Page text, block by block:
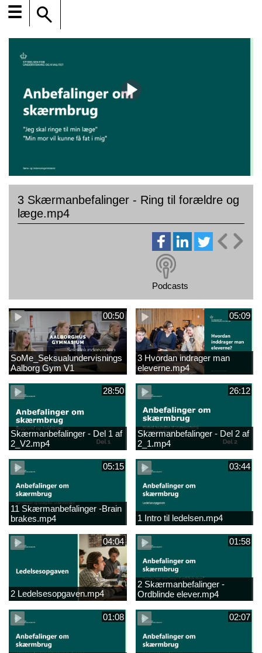
☰
3 Skærmanbefalinger - Ring til forældre og
læge.mp4
Podcasts
00:50
SoMe_Seksualundervisnings
Aalborg Gym V1
05:09
3 Hvordan indrager man
eleverne.mp4
28:50
Skærmanbefalinger - Del 1 af
2_V2.mp4
26:12
Skærmanbefalinger - Del 2 af
2_1.mp4
05:15
11 Skærmanbefalinger -Brain
brakes.mp4
03:44
1 Intro til ledelsen.mp4
04:04
2 Ledelsesopgaven.mp4
01:58
2 Skærmanbefalinger -
Ordblinde elever.mp4
01:08 02:07